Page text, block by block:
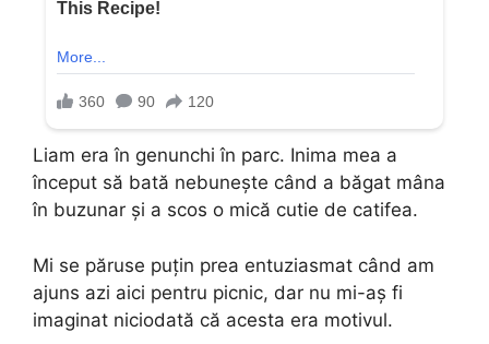
Liam era în genunchi în parc. Inima mea a
început să bată nebunește când a băgat mâna
în buzunar și a scos o mică cutie de catifea.
Mi se păruse puțin prea entuziasmat când am
ajuns azi aici pentru picnic, dar nu mi-aș fi
imaginat niciodată că acesta era motivul.